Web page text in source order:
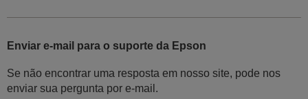
Enviar e-mail para o suporte da Epson
Se não encontrar uma resposta em nosso site, pode nos
enviar sua pergunta por e-mail.